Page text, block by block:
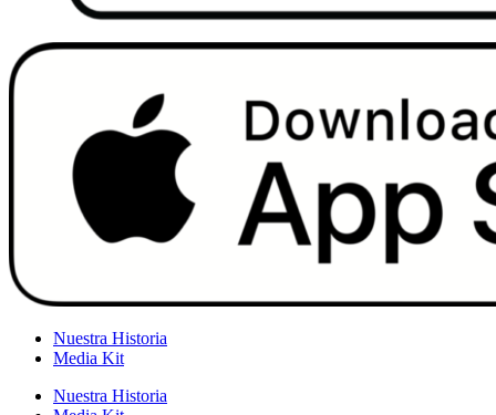
Nuestra Historia
Media Kit
Nuestra Historia